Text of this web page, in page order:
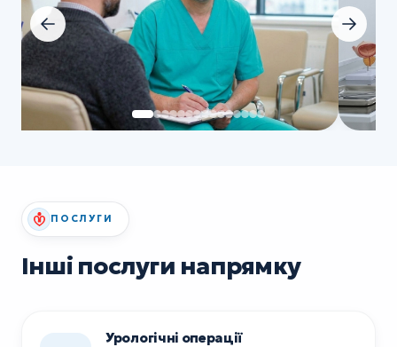
ПОСЛУГИ
Інші послуги напрямку
Урологічні операції